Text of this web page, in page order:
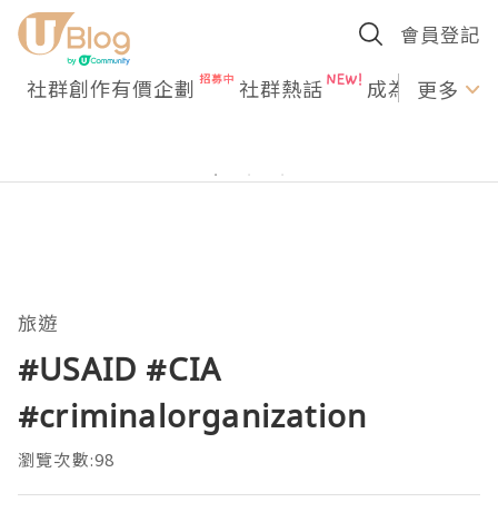
會員登記
社群創作有價企劃 社群熱話 成為U更多
旅遊
#USAID #CIA
#criminalorganization
瀏覽次數:98